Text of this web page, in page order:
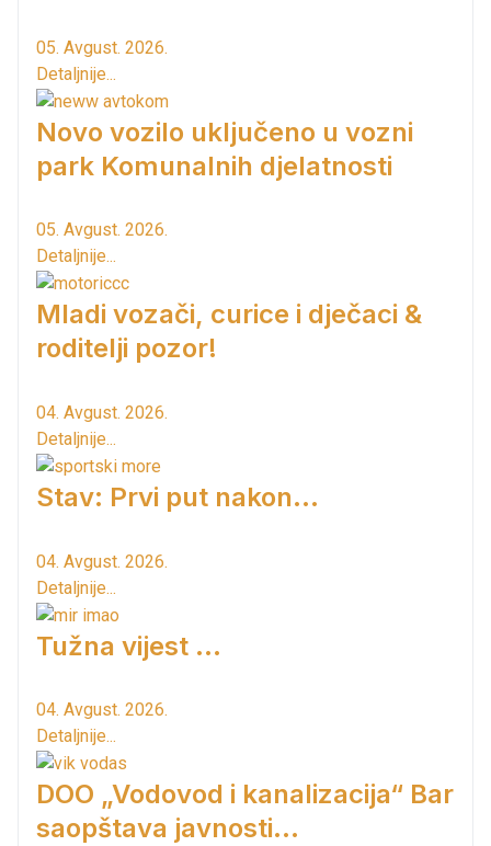
05. Avgust. 2026.
Detaljnije...
Novo vozilo uključeno u vozni
park Komunalnih djelatnosti
05. Avgust. 2026.
Detaljnije...
Mladi vozači, curice i dječaci &
roditelji pozor!
04. Avgust. 2026.
Detaljnije...
Stav: Prvi put nakon…
04. Avgust. 2026.
Detaljnije...
Tužna vijest ...
04. Avgust. 2026.
Detaljnije...
DOO „Vodovod i kanalizacija“ Bar
saopštava javnosti...